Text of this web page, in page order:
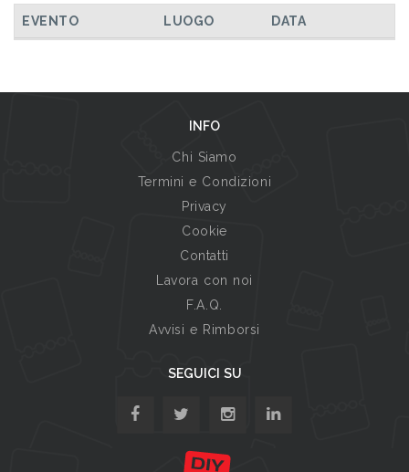
TUTTI GLI EVENTI
EVENTO LUOGO DATA
INFO
Chi Siamo
Termini e Condizioni
Privacy
Cookie
Contatti
Lavora con noi
F.A.Q.
Avvisi e Rimborsi
SEGUICI SU